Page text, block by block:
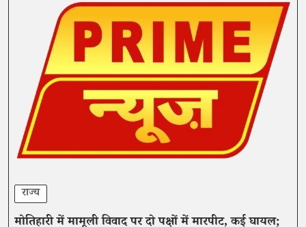
राज्य
मोतिहारी में मामूली विवाद पर दो पक्षों में मारपीट, कई घायल;